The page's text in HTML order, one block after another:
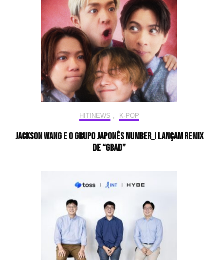
HIT!NEWS K-POP
Jackson Wang e o grupo japonês Number_i lançam remix
de “GBAD”